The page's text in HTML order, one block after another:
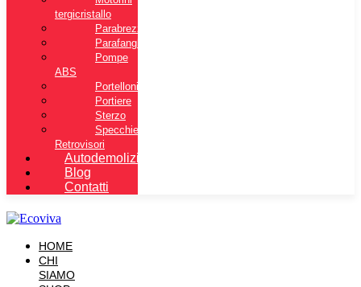
tergicristallo
Parabrezza
Parafanghi
Pompe
ABS
Portelloni
Portiere
Sterzo
Specchietti
Retrovisori
Autodemolizione
Blog
Contatti
HOME
CHI
SIAMO